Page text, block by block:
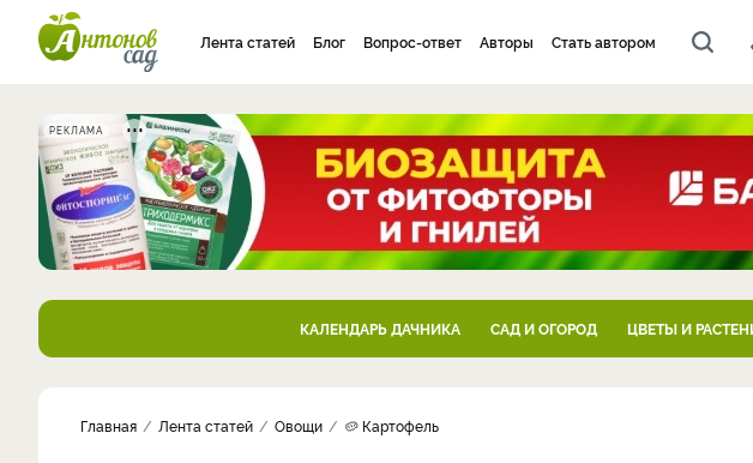
Лента статей Блог Вопрос-ответ Авторы Стать автором
РЕКЛАМА
КАЛЕНДАРЬ ДАЧНИКА САД И ОГОРОД ЦВЕТЫ И
Главная Лента статей Овощи 🥔 Картофель